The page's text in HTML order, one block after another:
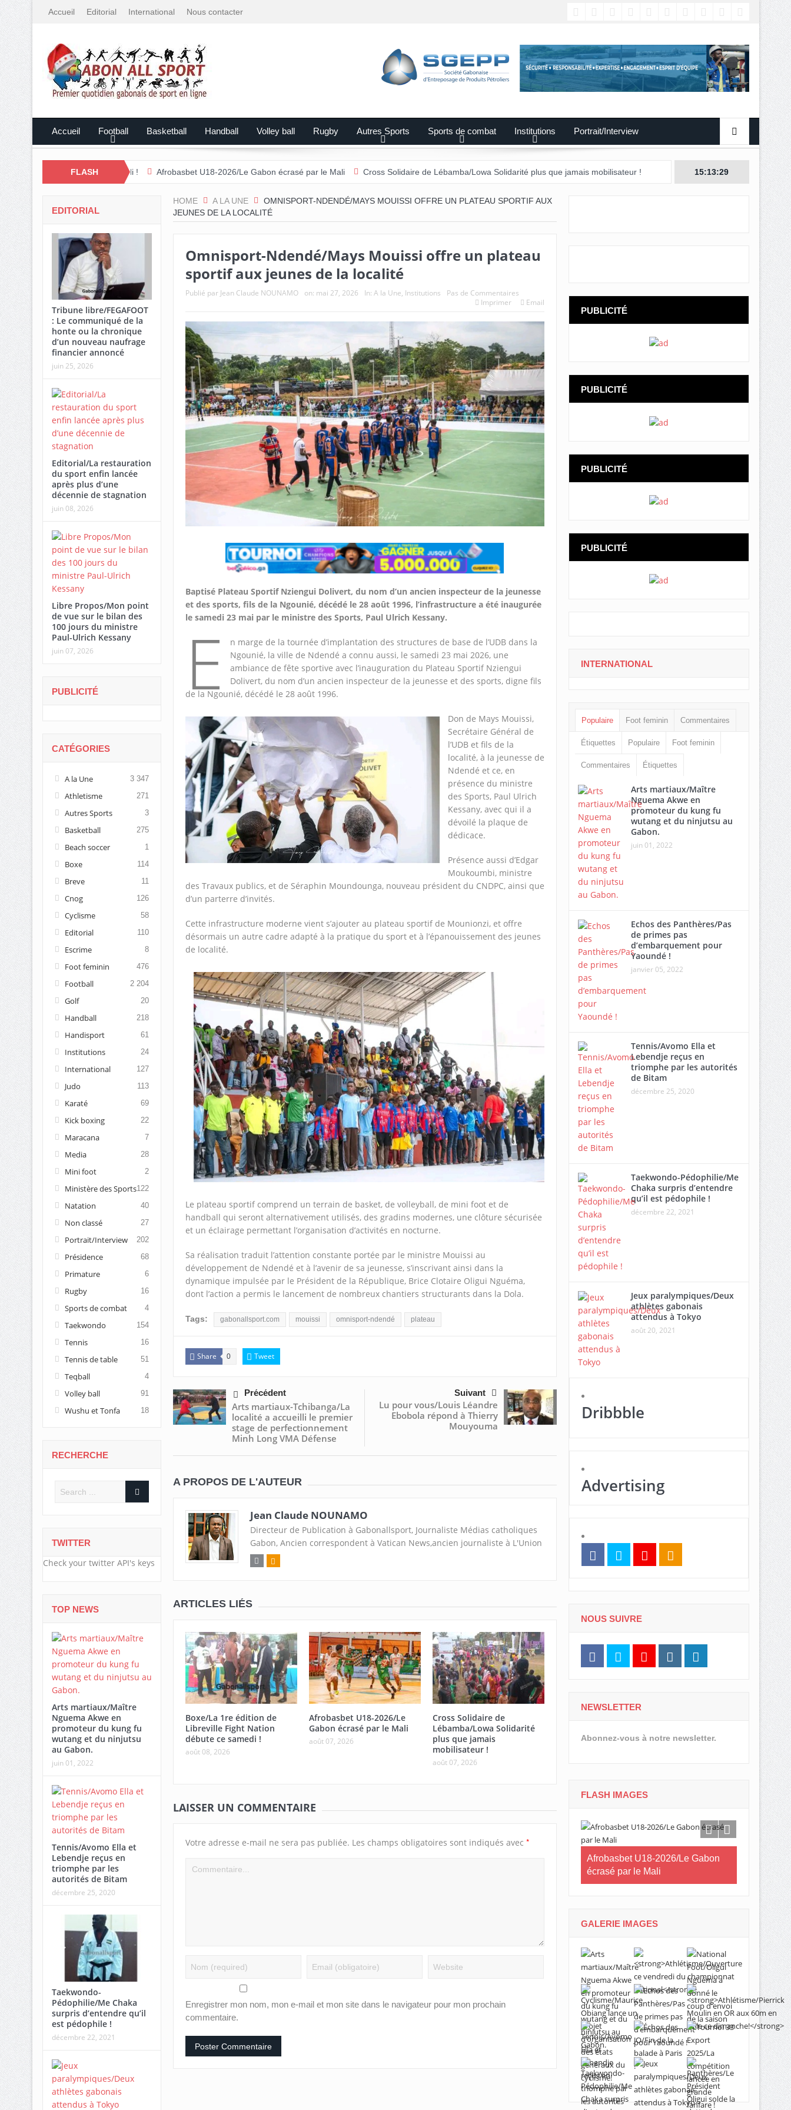
Accueil Editorial International Nous contacter
Accueil Football Basketball Handball Volley ball Rugby Autres Sports Sports de combat Institutions Portrait/Interview
FLASH
débute ce samedi ! Afrobasbet U18-2026/Le Gabon écrasé par le Mali Cross Solidaire de Lébamba/Lowa Solidarité plus que jamais mobilisateur ! 15:13:30
HOME A LA UNE
OMNISPORT-NDENDÉ/MAYS MOUISSI OFFRE UN PLATEAU SPORTIF AUX
JEUNES DE LA LOCALITÉ
Omnisport-Ndendé/Mays Mouissi offre un plateau
sportif aux jeunes de la localité
Publié par Jean Claude NOUNAMO on: mai 27, 2026 In: A la Une, Institutions
Pas de Commentaires
Imprimer
Email
Baptisé Plateau Sportif Nziengui Dolivert, du nom d’un ancien inspecteur de la jeunesse
et des sports, fils de la Ngounié, décédé le 28 août 1996, l’infrastructure a été inaugurée
le samedi 23 mai par le ministre des Sports, Paul Ulrich Kessany.
E
n marge de la tournée d’implantation des structures de base de l’UDB dans la
Ngounié, la ville de Ndendé a connu aussi, le samedi 23 mai 2026, une
ambiance de fête sportive avec l’inauguration du Plateau Sportif Nziengui
Dolivert, du nom d’un ancien inspecteur de la jeunesse et des sports, digne fils
de la Ngounié, décédé le 28 août 1996.
Don de Mays Mouissi,
Secrétaire Général de
l’UDB et fils de la
localité, à la jeunesse de
Ndendé et ce, en
présence du ministre
des Sports, Paul Ulrich
Kessany, avec qui il a
dévoilé la plaque de
dédicace.
Présence aussi d’Edgar
Moukoumbi, ministre
des Travaux publics, et de Séraphin Moundounga, nouveau président du CNDPC, ainsi que
d’un parterre d’invités.
Cette infrastructure moderne vient s’ajouter au plateau sportif de Mounionzi, et offre
désormais un autre cadre adapté à la pratique du sport et à l’épanouissement des jeunes
de localité.
Le plateau sportif comprend un terrain de basket, de volleyball, de mini foot et de
handball qui seront alternativement utilisés, des gradins modernes, une clôture sécurisée
et un éclairage permettant l’organisation d’activités en nocturne.
Sa réalisation traduit l’attention constante portée par le ministre Mouissi au
développement de Ndendé et à l’avenir de sa jeunesse, s’inscrivant ainsi dans la
dynamique impulsée par le Président de la République, Brice Clotaire Oligui Nguéma,
dont l’action a permis le lancement de nombreux chantiers structurants dans la Dola.
Tags: gabonallsport.com mouissi omnisport-ndendé plateau
Share 0 Tweet
Précédent
Arts martiaux-Tchibanga/La
localité a accueilli le premier
stage de perfectionnement
Minh Long VMA Défense
Suivant
Lu pour vous/Louis Léandre
Ebobola répond à Thierry
Mouyouma
A PROPOS DE L'AUTEUR
Jean Claude NOUNAMO
Directeur de Publication à Gabonallsport, Journaliste Médias catholiques
Gabon, Ancien correspondent à Vatican News,ancien journaliste à L'Union
ARTICLES LIÉS
Boxe/La 1re édition de
Libreville Fight Nation
débute ce samedi !
août 08, 2026
Afrobasbet U18-2026/Le
Gabon écrasé par le Mali
août 07, 2026
Cross Solidaire de
Lébamba/Lowa Solidarité
plus que jamais
mobilisateur !
août 07, 2026
LAISSER UN COMMENTAIRE
Votre adresse e-mail ne sera pas publiée. Les champs obligatoires sont indiqués avec *
Enregistrer mon nom, mon e-mail et mon site dans le navigateur pour mon prochain
commentaire.
EDITORIAL
Tribune libre/FEGAFOOT
: Le communiqué de la
honte ou la chronique
d’un nouveau naufrage
financier annoncé
juin 25, 2026
Editorial/La restauration
du sport enfin lancée
après plus d’une
décennie de stagnation
juin 08, 2026
Libre Propos/Mon point
de vue sur le bilan des
100 jours du ministre
Paul-Ulrich Kessany
juin 07, 2026
PUBLICITÉ
CATÉGORIES
A la Une 3 347
Athletisme 271
Autres Sports 3
Basketball 275
Beach soccer 1
Boxe 114
Breve 11
Cnog 126
Cyclisme 58
Editorial 110
Escrime 8
Foot feminin 476
Football 2 204
Golf 20
Handball 218
Handisport 61
Institutions 24
International 127
Judo 113
Karaté 69
Kick boxing 22
Maracana 7
Media 28
Mini foot 2
Ministère des Sports122
Natation 40
Non classé 27
Portrait/Interview 202
Présidence 68
Primature 6
Rugby 16
Sports de combat 4
Taekwondo 154
Tennis 16
Tennis de table 51
Teqball 4
Volley ball 91
Wushu et Tonfa 18
RECHERCHE
TWITTER
Check your twitter API's keys
TOP NEWS
Arts martiaux/Maître
Nguema Akwe en
promoteur du kung fu
wutang et du ninjutsu
au Gabon.
juin 01, 2022
Tennis/Avomo Ella et
Lebendje reçus en
triomphe par les
autorités de Bitam
décembre 25, 2020
Taekwondo-
Pédophilie/Me Chaka
surpris d’entendre qu’il
est pédophile !
décembre 22, 2021
PUBLICITÉ
PUBLICITÉ
PUBLICITÉ
PUBLICITÉ
INTERNATIONAL
Populaire Foot feminin Commentaires
Étiquettes Populaire Foot feminin
Commentaires Étiquettes
Arts martiaux/Maître
Nguema Akwe en
promoteur du kung fu
wutang et du ninjutsu au
Gabon.
juin 01, 2022
Echos des Panthères/Pas
de primes pas
d’embarquement pour
Yaoundé !
janvier 05, 2022
Tennis/Avomo Ella et
Lebendje reçus en
triomphe par les autorités
de Bitam
décembre 25, 2020
Taekwondo-Pédophilie/Me
Chaka surpris d’entendre
qu’il est pédophile !
décembre 22, 2021
Jeux paralympiques/Deux
athlètes gabonais
attendus à Tokyo
août 20, 2021
Dribbble
Advertising
NOUS SUIVRE
NEWSLETTER
Abonnez-vous à notre newsletter.
FLASH IMAGES
Afrobasbet U18-2026/Le Gabon
écrasé par le Mali
Cross
Lébamba/
que
GALERIE IMAGES